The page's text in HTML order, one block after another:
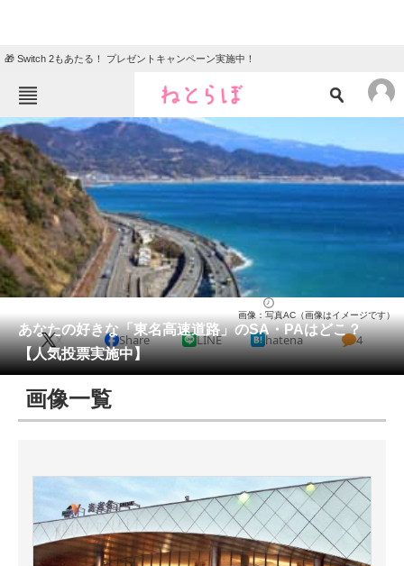
🎁 Switch 2もあたる！ プレゼントキャンペーン実施中！
ねとらぼメニュー
TOP ニュース
エンタメ クイズ
グルメ
住まい 教育・育児
動物 リサーチ
会員記事
メディア
注目記事を集めた総合ページ
スマホと通信の最新トレンド
進化するPCとデバイスの未来
好きが集まる 比べて選べる
あなたの好きな「東名高速道路」のSA・PAはどこ？
【人気投票実施中】
画像：写真AC（画像はイメージです）
X Share LINE hatena 4
画像一覧